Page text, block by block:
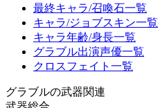
最終キャラ/召喚石一覧
キャラ/ジョブスキン一覧
キャラ年齢/身長一覧
グラブル出演声優一覧
クロスフェイト一覧
グラブルの武器関連